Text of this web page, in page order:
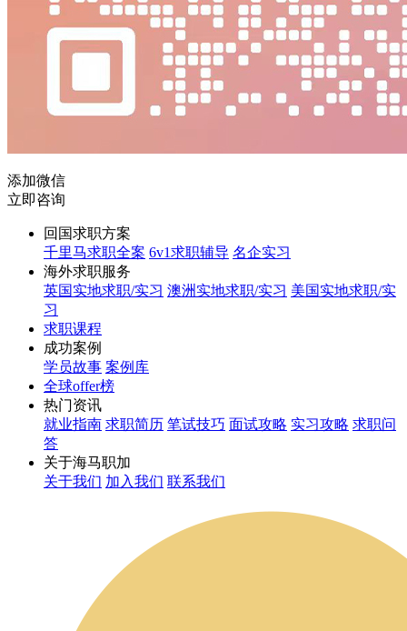
添加微信
立即咨询
回国求职方案
千里马求职全案 6v1求职辅导 名企实习
海外求职服务
英国实地求职/实习 澳洲实地求职/实习 美国实地求职/实
习
求职课程
成功案例
学员故事 案例库
全球offer榜
热门资讯
就业指南 求职简历 笔试技巧 面试攻略 实习攻略 求职问
答
关于海马职加
关于我们 加入我们 联系我们